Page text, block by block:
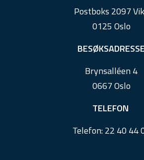
Postboks 2097
0125 Oslo
BESØKSADRESSE
Brynsalléen 4
0667 Oslo
TELEFON
Telefon:22 40 44